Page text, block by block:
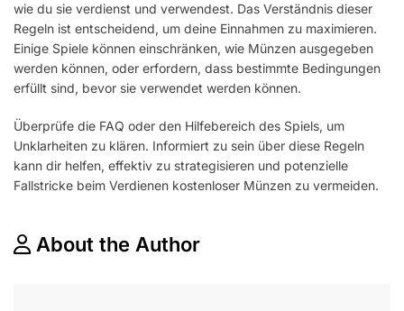
wie du sie verdienst und verwendest. Das Verständnis dieser
Regeln ist entscheidend, um deine Einnahmen zu maximieren.
Einige Spiele können einschränken, wie Münzen ausgegeben
werden können, oder erfordern, dass bestimmte Bedingungen
erfüllt sind, bevor sie verwendet werden können.
Überprüfe die FAQ oder den Hilfebereich des Spiels, um
Unklarheiten zu klären. Informiert zu sein über diese Regeln
kann dir helfen, effektiv zu strategisieren und potenzielle
Fallstricke beim Verdienen kostenloser Münzen zu vermeiden.
About the Author